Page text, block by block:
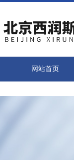
网站首页